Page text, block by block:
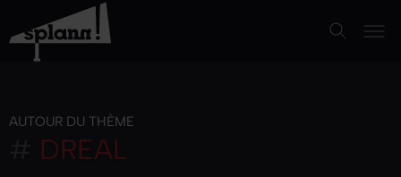
AUTOUR DU THÈME
DREAL